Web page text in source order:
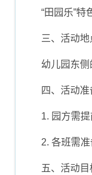
“田园乐”特
三、活动地
幼儿园东
四、活动准
1. 园方需
2. 各班需
五、活动目